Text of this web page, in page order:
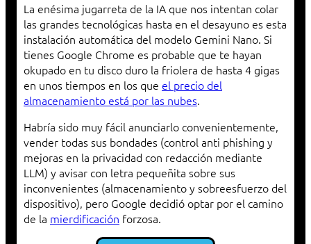
La enésima jugarreta de la IA que nos intentan colar
las grandes tecnológicas hasta en el desayuno es esta
instalación automática del modelo Gemini Nano. Si
tienes Google Chrome es probable que te hayan
okupado en tu disco duro la friolera de hasta 4 gigas
en unos tiempos en los que el precio del
almacenamiento está por las nubes.
Habría sido muy fácil anunciarlo convenientemente,
vender todas sus bondades (control anti phishing y
mejoras en la privacidad con redacción mediante
LLM) y avisar con letra pequeñita sobre sus
inconvenientes (almacenamiento y sobreesfuerzo del
dispositivo), pero Google decidió optar por el camino
de la mierdificación forzosa.